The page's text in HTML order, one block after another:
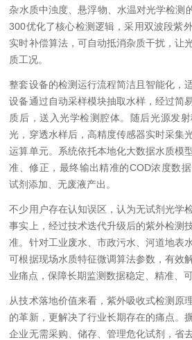
杂水质中浊度、悬浮物、水温对光学检测
300优化了核心检测逻辑，采用双波段紫
实时补偿算法，可自动抵消杂质干扰，让
质工况。
整套设备的检测运行流程简洁且智能化，
设备通过自动采样模块抽取水样，经过简
质后，送入光学检测腔体。随后光源发
光，穿透水样后，高精度传感器实时采集
运算单元。系统依托本地化大数据水质模
准、修正，最终输出精准的COD浓度数
试剂添加、无废液产出。
不少用户存在认知误区，认为无试剂光学
事实上，经过技术迭代升级后的紫外检测
准。针对工业废水、市政污水、河道地表
可根据现场水质特征微调算法参数，有效
业痛点，保障长期监测数据稳定、精准、可
从技术落地价值来看，紫外吸收式检测原
的革新，更解决了行业长期存在的痛点。
企业无需采购、储存、管理危化试剂，省